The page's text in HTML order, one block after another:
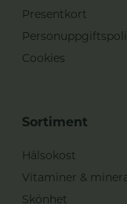
Presentkort
Cookies
Sortiment
Hälsokost
Vitaminer &
Skönhet